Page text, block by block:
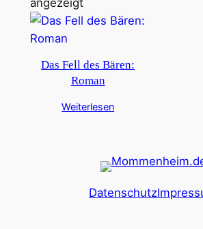
Das Fell des Bären:
Roman
Weiterlesen
Datenschutz